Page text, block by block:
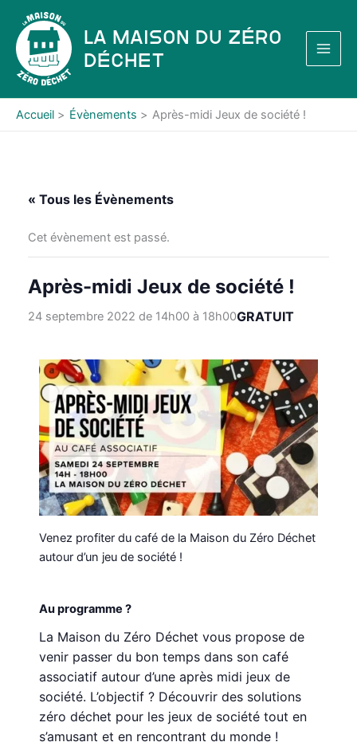
contenu
La Maison du Zéro
Déchet
Accueil Évènements Après-midi Jeux de société !
« Tous les Évènements
Cet évènement est passé.
Après-midi Jeux de société !
24 septembre 2022 de 14h00à 18h00GRATUIT
Venez profiter du café de la Maison du Zéro Déchet
autour d’un jeu de société !
Au programme ?
La Maison du Zéro Déchet vous propose de
venir passer du bon temps dans son café
associatif autour d’une après midi jeux de
société. L’objectif ? Découvrir des solutions
zéro déchet pour les jeux de société tout en
s’amusant et en rencontrant du monde !